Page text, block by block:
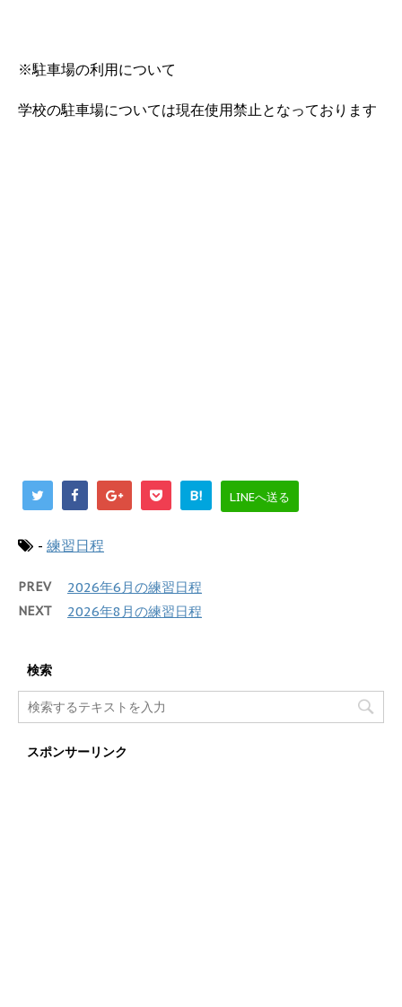
※駐車場の利用について
学校の駐車場については現在使用禁止となっております
B! LINEへ送る
- 練習日程
PREV 2026年6月の練習日程
NEXT 2026年8月の練習日程
検索
スポンサーリンク